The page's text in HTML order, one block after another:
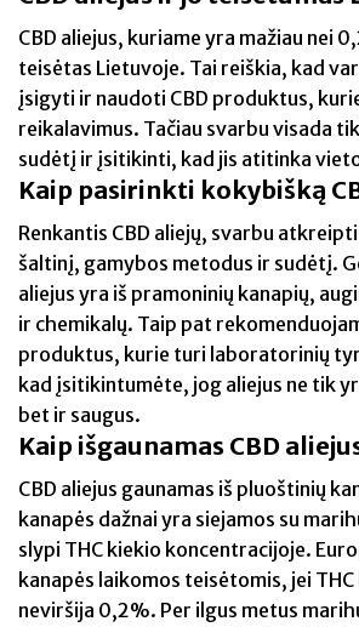
CBD aliejus, kuriame yra mažiau nei
teisėtas Lietuvoje. Tai reiškia, kad
įsigyti ir naudoti CBD produktus,
reikalavimus. Tačiau svarbu visada
sudėtį ir įsitikinti, kad jis atitinka
Kaip pasirinkti kokybišką
Renkantis CBD aliejų, svarbu
šaltinį, gamybos metodus ir sudėtį.
aliejus yra iš pramoninių kanapių,
ir chemikalų. Taip pat
produktus, kurie turi laboratorinių
kad įsitikintumėte, jog aliejus ne tik
bet ir saugus.
Kaip išgaunamas CBD
CBD aliejus gaunamas iš pluoštinių
kanapės dažnai yra siejamos su
slypi THC kiekio koncentracijoje.
kanapės laikomos teisėtomis, jei
neviršija 0,2%. Per ilgus metus